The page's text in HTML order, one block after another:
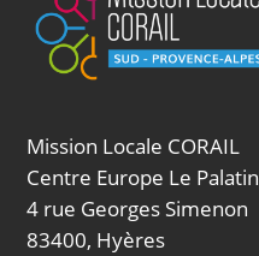
Mission Locale CORAIL
Centre Europe Le Palatin
4 rue Georges Simenon
83400, Hyères